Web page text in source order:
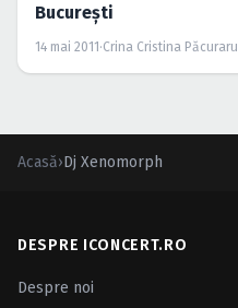
Bucureşti
14 mai 2011·Crina Cristina Păcuraru
Acasă›Dj Xenomorph
DESPRE ICONCERT.RO
Despre noi